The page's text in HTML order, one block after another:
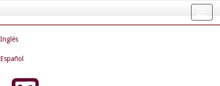
navigation
Inglés
Español